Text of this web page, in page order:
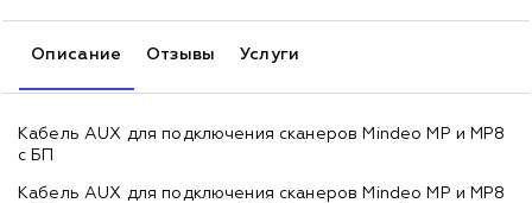
Описание Отзывы Услуги
Кабель AUX для подключения сканеров Mindeo MP и MP8
с БП
Кабель AUX для подключения сканеров Mindeo MP и MP8